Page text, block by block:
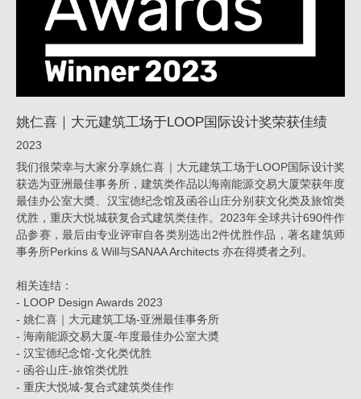
LOOP
国
际
奖
荣
获
佳
绩
_
姚仁喜｜大元建筑工场于LOOP国际设计奖荣获佳绩
2023
我们很荣幸与大家分享姚仁喜｜大元建筑工场于LOOP国际设计奖
获选为亚洲最佳事务所，建筑类作品以海南能源交易大厦荣获年度
最佳办公室大奬、汉宝德纪念馆及函谷山庄分别获文化类及旅馆类
优胜，重庆大悦城获复合式建筑类佳作。2023年全球共计690件作
品参赛，最后由专业评审自各类别选出2件优胜作品，著名建筑师
事务所Perkins & Will与SANAA Architects 亦在得奬者之列。
相关连结：
- LOOP Design Awards 2023
- 姚仁喜｜大元建筑工场-亚洲最佳事务所
- 海南能源交易大厦-年度最佳办公室大奬
- 汉宝德纪念馆-文化类优胜
- 函谷山庄-旅馆类优胜
- 重庆大悦城-复合式建筑类佳作